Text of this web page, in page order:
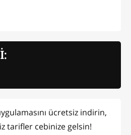
ücretsiz indirin,
tarifler cebinize gelsin!